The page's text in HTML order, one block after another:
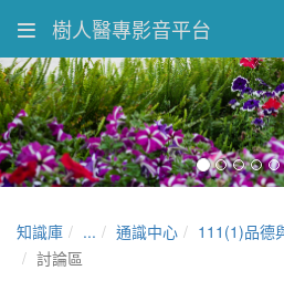
樹人醫專影音平台
知識庫 ... 通識中心
111(1)品德
討論區